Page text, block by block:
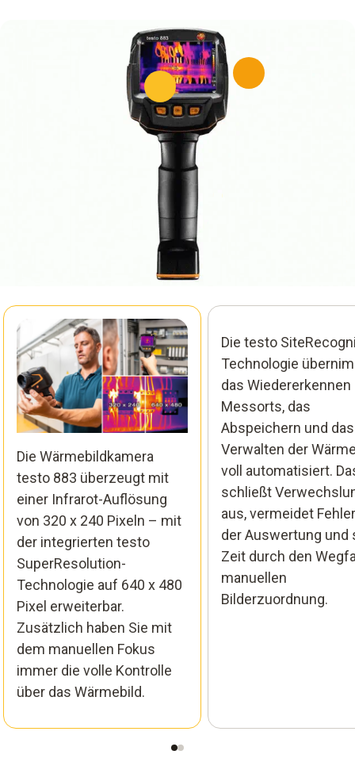
Die Wärmebildkamera
testo 883 überzeugt mit
einer Infrarot-Auflösung
von 320 x 240 Pixeln – mit
der integrierten testo
SuperResolution-
Technologie auf 640 x 480
Pixel erweiterbar.
Zusätzlich haben Sie mit
dem manuellen Fokus
immer die volle Kontrolle
über das Wärmebild.
Die testo
Technologie
das Wiedererkennen
Messorts, das
Abspeichern und das
Verwalten der
voll automatisiert.
schließt
aus, vermeidet
der Auswertung und
Zeit durch den
manuellen
Bilderzuordnung.